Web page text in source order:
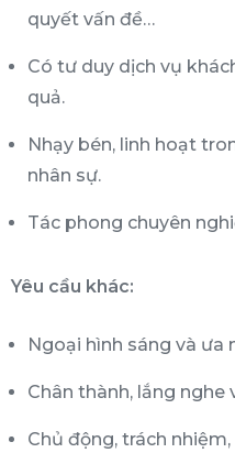
quyết vấn đề…
Có tư duy dịch vụ
quả.
Nhạy bén, linh hoạt
nhân sự.
Tác phong chuyên
Yêu cầu khác:
Ngoại hình sáng và ưa
Chân thành, lắng nghe
Chủ động, trách